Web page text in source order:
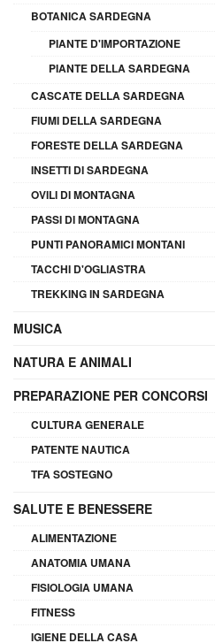
BOTANICA SARDEGNA
PIANTE D'IMPORTAZIONE
PIANTE DELLA SARDEGNA
CASCATE DELLA SARDEGNA
FIUMI DELLA SARDEGNA
FORESTE DELLA SARDEGNA
INSETTI DI SARDEGNA
OVILI DI MONTAGNA
PASSI DI MONTAGNA
PUNTI PANORAMICI MONTANI
TACCHI D'OGLIASTRA
TREKKING IN SARDEGNA
MUSICA
NATURA E ANIMALI
PREPARAZIONE PER CONCORSI
CULTURA GENERALE
PATENTE NAUTICA
TFA SOSTEGNO
SALUTE E BENESSERE
ALIMENTAZIONE
ANATOMIA UMANA
FISIOLOGIA UMANA
FITNESS
IGIENE DELLA CASA